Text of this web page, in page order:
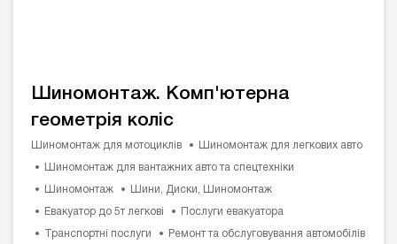
Шиномонтаж. Комп'ютерна
геометрія коліс
Шиномонтаж для мотоциклів Шиномонтаж для легкових авто
Шиномонтаж для вантажних авто та спецтехніки
Шиномонтаж Шини, Диски, Шиномонтаж
Евакуатор до 5т легкові Послуги евакуатора
Транспортні послуги Ремонт та обслуговування автомобілів